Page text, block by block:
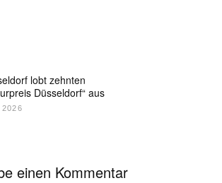
lobt zehnten
Düsseldorf“ aus
2026
einen Kommentar